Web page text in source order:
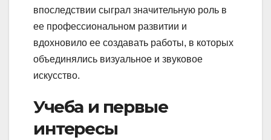
впоследствии сыграл значительную роль в
ее профессиональном развитии и
вдохновило ее создавать работы, в которых
объединялись визуальное и звуковое
искусство.
Учеба и первые
интересы